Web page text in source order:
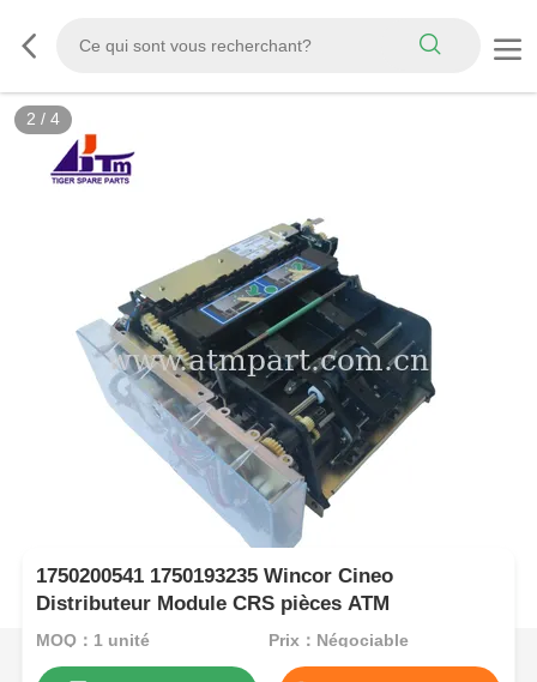
2 / 4
1750200541 1750193235 Wincor Cineo
Distributeur Module CRS pièces ATM
MOQ：1 unité Prix：Négociable